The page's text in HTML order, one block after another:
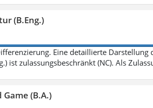
(B.Eng.)
Eine detaillierte
ist zulassungsbeschränkt (NC). Als
(B.A.)